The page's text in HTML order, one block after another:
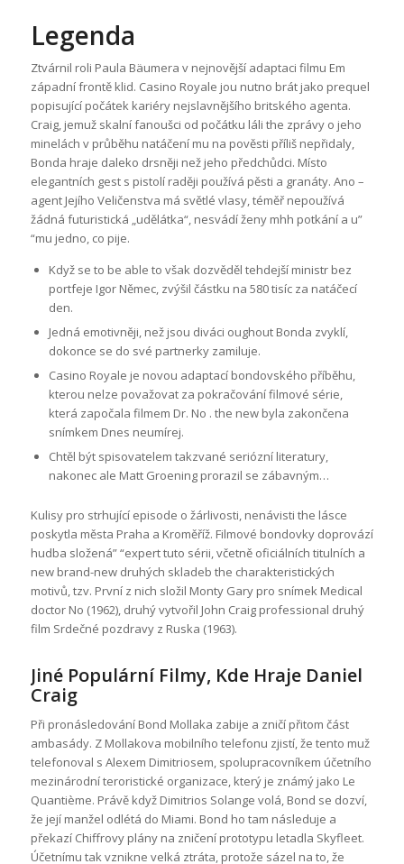
Legenda
Ztvárnil roli Paula Bäumera v nejnovější adaptaci filmu Em
západní frontě klid. Casino Royale jou nutno brát jako prequel
popisující počátek kariéry nejslavnějšího britského agenta.
Craig, jemuž skalní fanoušci od počátku láli the zprávy o jeho
minelách v průběhu natáčení mu na pověsti příliš nepřidaly,
Bonda hraje daleko drsněji než jeho předchůdci. Místo
elegantních gest s pistolí raději používá pěsti a granáty. Ano –
agent Jejího Veličenstva má světlé vlasy, téměř nepoužívá
žádná futuristická „udělátka“, nesvádí ženy mhh potkání a u”
“mu jedno, co pije.
Když se to be able to však dozvěděl tehdejší ministr bez
portfeje Igor Němec, zvýšil částku na 580 tisíc za natáčecí
den.
Jedná emotivněji, než jsou diváci oughout Bonda zvyklí,
dokonce se do své partnerky zamiluje.
Casino Royale je novou adaptací bondovského příběhu,
kterou nelze považovat za pokračování filmové série,
která započala filmem Dr. No . the new byla zakončena
snímkem Dnes neumírej.
Chtěl být spisovatelem takzvané seriózní literatury,
nakonec ale Matt Groening prorazil se zábavným…
Kulisy pro strhující episode o žárlivosti, nenávisti the lásce
poskytla města Praha a Kroměříž. Filmové bondovky doprovází
hudba složená” “expert tuto sérii, včetně oficiálních titulních a
new brand-new druhých skladeb the charakteristických
motivů, tzv. První z nich složil Monty Gary pro snímek Medical
doctor No (1962), druhý vytvořil John Craig professional druhý
film Srdečné pozdravy z Ruska (1963).
Jiné Populární Filmy, Kde Hraje Daniel
Craig
Při pronásledování Bond Mollaka zabije a zničí přitom část
ambasády. Z Mollakova mobilního telefonu zjistí, že tento muž
telefonoval s Alexem Dimitriosem, spolupracovníkem účetního
mezinárodní teroristické organizace, který je známý jako Le
Quantième. Právě když Dimitrios Solange volá, Bond se dozví,
že její manžel odlétá do Miami. Bond ho tam následuje a
překazí Chiffrovy plány na zničení prototypu letadla Skyfleet.
Účetnímu tak vznikne velká ztráta, protože sázel na to, že